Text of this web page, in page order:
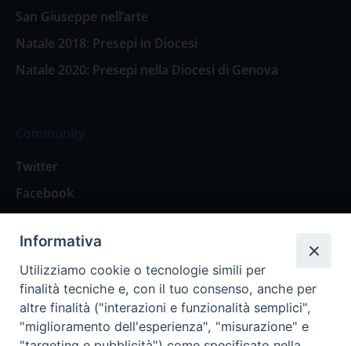
San Giuseppe nell’arte
Natale 2018: Presepi in Diocesi
Natale 2020: Presepi nella Diocesi di Genova
Twitter
Facebook
Contattaci
Spazio Lettori
Eventi
Informativa
Utilizziamo cookie o tecnologie simili per
finalità tecniche e, con il tuo consenso, anche per
altre finalità ("interazioni e funzionalità semplici",
"miglioramento dell'esperienza", "misurazione" e